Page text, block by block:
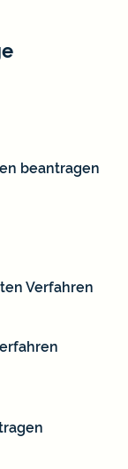
beantragen
Verfahren